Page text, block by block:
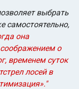
выбрать
самостоятельно,
она
о
временем суток
лосей в